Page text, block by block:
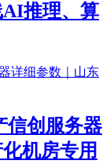
推理、算
信创服务器
机房专用